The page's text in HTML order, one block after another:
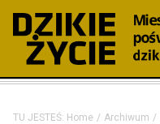
TU JESTEŚ: Home Archiwum